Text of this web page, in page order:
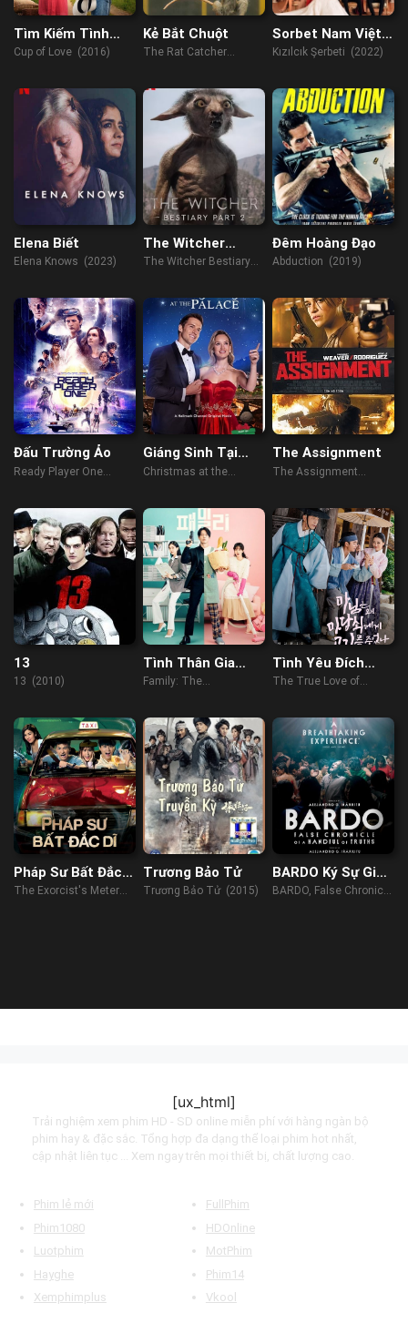
Tìm Kiếm Tình
Yêu
Cup of Love (2016)
Kẻ Bắt Chuột
The Rat Catcher
Sorbet Nam Việt
Quất
Kızılcık Şerbeti (2022)
Elena Biết
Elena Knows (2023)
The Witcher
Bestiary Season 1|
The Witcher Bestiary
Đêm Hoàng Đạo
Abduction (2019)
Đấu Trường Ảo
Ready Player One
Giáng Sinh Tại
Cung Điện
Christmas at the
The Assignment
The Assignment
13
13 (2010)
Tình Thân Gia
Đình
Family: The
(2023)
Tình Yêu Đích
Thực Của Phu
The True Love of
Pháp Sư Bất Đắc
Dĩ
The Exorcist's Meter
Trương Bảo Tử
Trương Bảo Tử (2015)
BARDO Ký Sự Giả
Về Đôi Chút Sự
BARDO, False Chronicle